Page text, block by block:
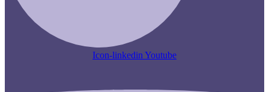
Icon-linkedinYoutube